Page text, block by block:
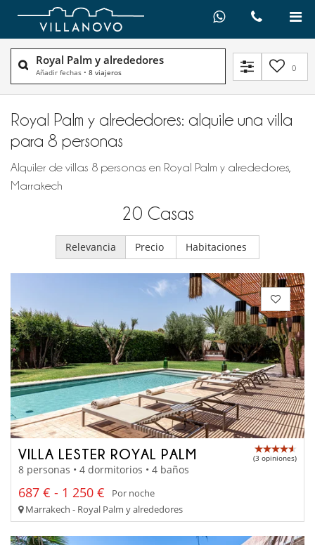
Royal Palm y alrededores
Añadir fechas • 8 viajeros 0
Royal Palm y alrededores: alquile una villa
para 8 personas
Alquiler de villas 8 personas en Royal Palm y alrededores,
Marrakech
20 Casas
Relevancia Precio Habitaciones
VILLA LESTER ROYAL PALM (3 opiniones)
8 personas • 4 dormitorios • 4 baños
687 € - 1 250 €
Por noche
Marrakech - Royal Palm y alrededores